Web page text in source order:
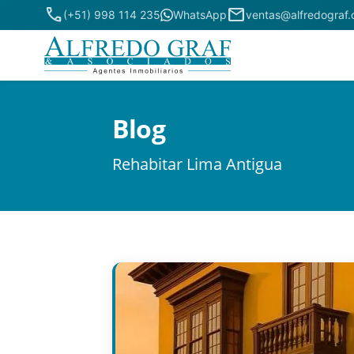
phone(+51) 998 114 235 WhatsAppmail
Blog
Rehabitar Lima Antigua